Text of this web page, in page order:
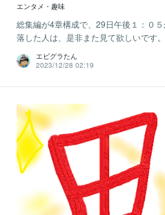
エンタメ・趣味
総集編が4章構成で、29日午後１：０
落した人は、是非また見て欲しいです
エビグラたん
2023/12/28 02:19